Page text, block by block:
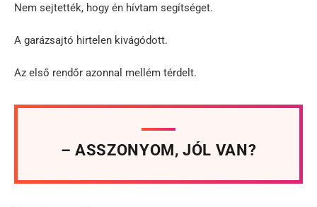
Nem sejtették, hogy én hívtam segítséget.
A garázsajtó hirtelen kivágódott.
Az első rendőr azonnal mellém térdelt.
– ASSZONYOM, JÓL VAN?